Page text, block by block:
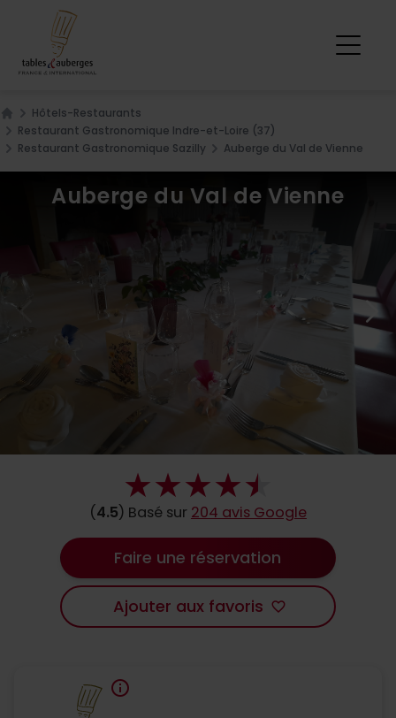
Home
Hôtels-Restaurants
Restaurant Gastronomique Indre-et-Loire (37)
Restaurant Gastronomique Sazilly
Auberge du Val de Vienne
Auberge du Val de Vienne
(4.5) Basé sur 204 avis Google
Faire une réservation
Ajouter aux favoris favorite_border
info